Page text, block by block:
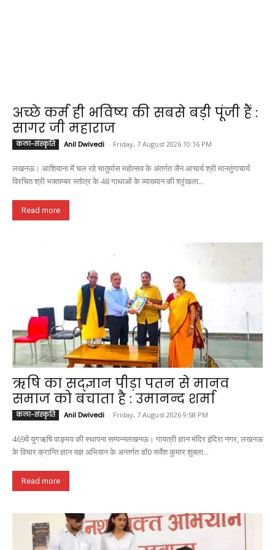
अच्छे कर्म ही भविष्य की सबसे बड़ी पूंजी हैं :
सागर जी महाराज
कला-संस्कृति Anil Dwivedi - Friday, 7 August 2026 10:16 PM
लखनऊ। आशियाना में चल रहे चातुर्मास महोत्सव के अंतर्गत जैन आचार्य श्री मानतुंगाचार्य
विरचित श्री भक्ताम्बर स्तोत्र के 48 गाथाओं के व्याख्यान की श्रृंखला...
Read more
ऋषि का सद्ज्ञान पीड़ा पतन से मानव
समाज को बचाता है : उमानन्द शर्मा
कला-संस्कृति Anil Dwivedi - Friday, 7 August 2026 9:58 PM
469वें युगऋषि वाङ्मय की स्थापना सम्पन्नलखनऊ। गायत्री ज्ञान मंदिर इंदिरा नगर, लखनऊ
के विचार क्रान्ति ज्ञान यज्ञ अभियान के अन्तर्गत डॉ0 सर्वेश कुमार शुक्ला...
Read more